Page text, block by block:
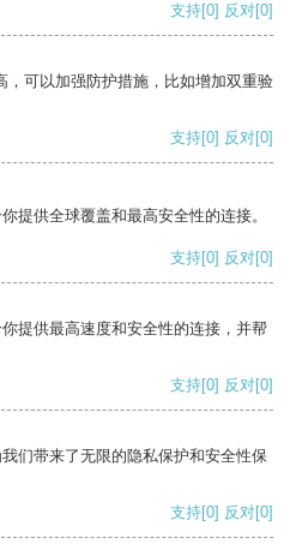
支持[0] 反对[0]
，可以加强防护措施，比如增加双重验
支持[0] 反对[0]
提供全球覆盖和最高安全性的连接。
支持[0] 反对[0]
提供最高速度和安全性的连接，并帮
支持[0] 反对[0]
们带来了无限的隐私保护和安全性保
支持[0] 反对[0]